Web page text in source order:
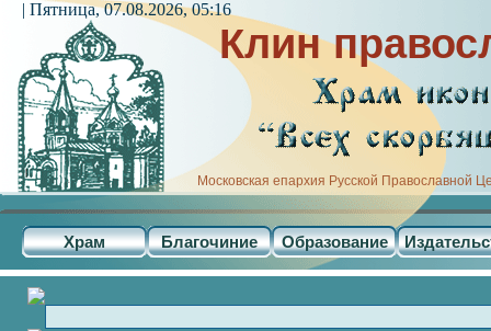
Клин
Московская епархия Русской Православной
Храм Благочиние Образование
| Пятница, 07.08.2026, 05:16